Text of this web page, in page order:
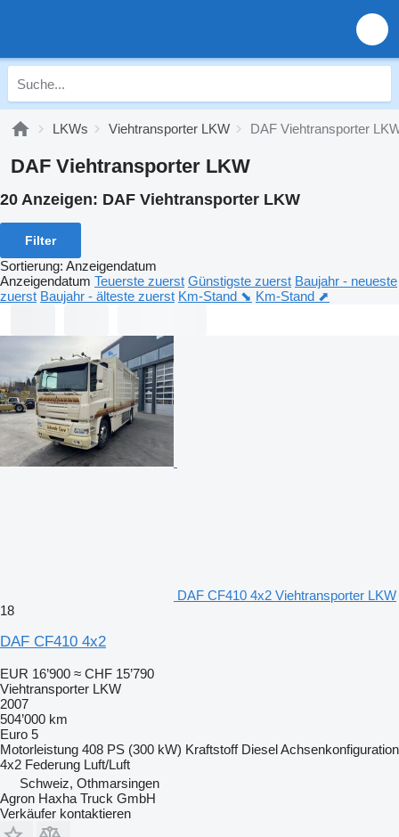
LKWs Viehtransporter LKW DAF Viehtransporter
DAF Viehtransporter LKW
20 Anzeigen: DAF Viehtransporter LKW
Filter
Sortierung: Anzeigendatum
Anzeigendatum Teuerste zuerst Günstigste zuerst Baujahr - neueste
zuerst Baujahr - älteste zuerst Km-Stand ⬊ Km-Stand ⬈
DAF CF410 4x2 Viehtransporter LKW
18
DAF CF410 4x2
EUR 16’900 ≈ CHF 15’790
Viehtransporter LKW
2007
504’000 km
Euro 5
Motorleistung 408 PS (300 kW) Kraftstoff DieselAchsenkonfiguration
4x2 Federung Luft/Luft
Schweiz, Othmarsingen
Agron Haxha Truck GmbH
Verkäufer kontaktieren